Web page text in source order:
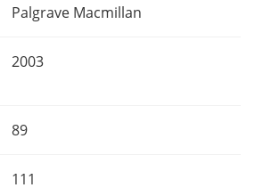
Palgrave Macmillan
2003
89
111